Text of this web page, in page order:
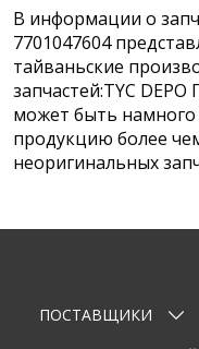
В информации о
7701047604
тайваньские
запчастей:TYC
может быть
продукцию более
неоригинальных
Оставьте
ПОСТАВЩИКИ